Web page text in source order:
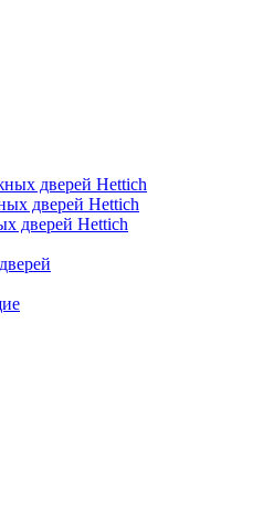
дверей Hettich
дверей Hettich
дверей Hettich